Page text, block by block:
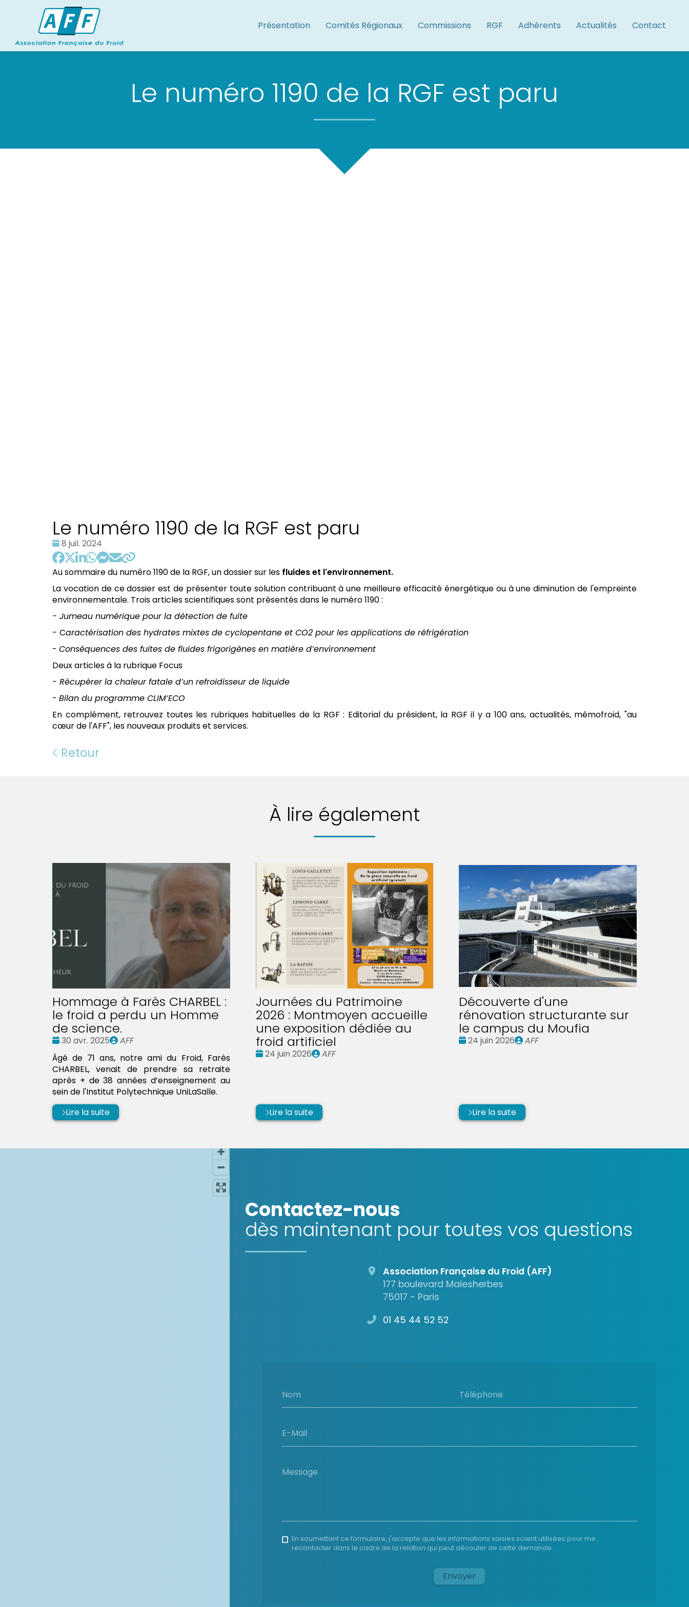
Présentation Comités Régionaux Commissions RGF Adhérents Actualités Contact
Le numéro 1190 de la RGF est paru
Le numéro 1190 de la RGF est paru
Date
:
8 juil. 2024
Au sommaire du numéro 1190 de la RGF, un dossier sur les fluides et l'environnement.
La vocation de ce dossier est de présenter toute solution contribuant à une meilleure efficacité énergétique ou à une diminution de l'empreinte
environnementale. Trois articles scientifiques sont présentés dans le numéro 1190 :
- Jumeau numérique pour la détection de fuite
- Caractérisation des hydrates mixtes de cyclopentane et CO2 pour les applications de réfrigération
- Conséquences des fuites de fluides frigorigènes en matière d’environnement
Deux articles à la rubrique Focus
- Récupérer la chaleur fatale d’un refroidisseur de liquide
- Bilan du programme CLIM’ECO
En complément, retrouvez toutes les rubriques habituelles de la RGF : Editorial du président, la RGF il y a 100 ans, actualités, mémofroid, "au
cœurde l'AFF", les nouveaux produits et services.
Retour
À lire également
Hommage à Farès CHARBEL :
le froid a perdu un Homme
de science.
Date
30 avr. 2025
Publié
AFF
Âgé de 71 ans, notre ami du Froid, Farès
CHARBEL, venait de prendre sa retraite
après + de 38 années d’enseignement au
sein de l'Institut Polytechnique UniLaSalle.
Lire la suite
Journées du Patrimoine
2026 : Montmoyen accueille
une exposition dédiée au
froid artificiel
Date
24 juin 2026
Publié
AFF
Lire la suite
Découverte d'une
rénovation structurante sur
le campus du Moufia
Date
24 juin 2026
Publié
AFF
Lire la suite
Contactez-nous
dès maintenant pour toutes vos questions
Nom Téléphone
E-Mail
Message
En soumettant ce formulaire, j'accepte que les informations saisies soient utilisées pour me
recontacter dans le cadre de la relation qui peut découler de cette demande.
Envoyer
Association Française du Froid (AFF)
177 boulevard Malesherbes
75017 - Paris
01 45 44 52 52